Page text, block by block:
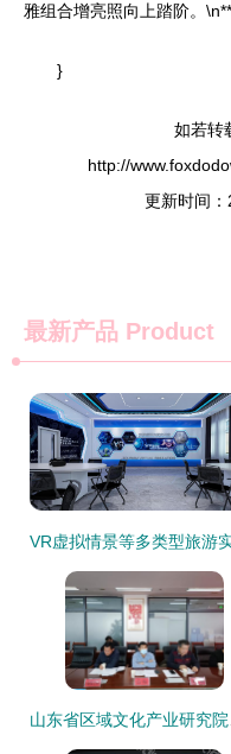
雅组合增亮照向上踏阶。\n**
}
如若转
http://
更新时间
最新产品 Product